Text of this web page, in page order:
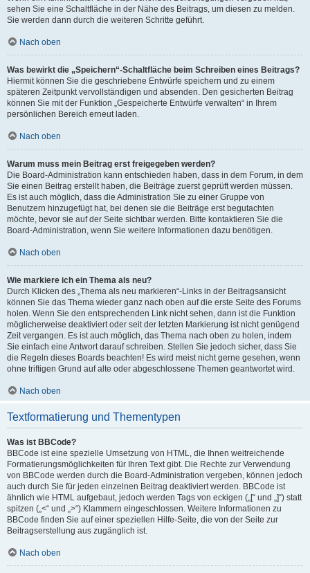
sehen Sie eine Schaltfläche in der Nähe des Beitrags, um diesen zu melden.
Sie werden dann durch die weiteren Schritte geführt.
Nach oben
Was bewirkt die „Speichern“-Schaltfläche beim Schreiben eines Beitrags?
Hiermit können Sie die geschriebene Entwürfe speichern und zu einem
späteren Zeitpunkt vervollständigen und absenden. Den gesicherten Beitrag
können Sie mit der Funktion „Gespeicherte Entwürfe verwalten“ in Ihrem
persönlichen Bereich erneut laden.
Nach oben
Warum muss mein Beitrag erst freigegeben werden?
Die Board-Administration kann entschieden haben, dass in dem Forum, in dem
Sie einen Beitrag erstellt haben, die Beiträge zuerst geprüft werden müssen.
Es ist auch möglich, dass die Administration Sie zu einer Gruppe von
Benutzern hinzugefügt hat, bei denen sie die Beiträge erst begutachten
möchte, bevor sie auf der Seite sichtbar werden. Bitte kontaktieren Sie die
Board-Administration, wenn Sie weitere Informationen dazu benötigen.
Nach oben
Wie markiere ich ein Thema als neu?
Durch Klicken des „Thema als neu markieren“-Links in der Beitragsansicht
können Sie das Thema wieder ganz nach oben auf die erste Seite des Forums
holen. Wenn Sie den entsprechenden Link nicht sehen, dann ist die Funktion
möglicherweise deaktiviert oder seit der letzten Markierung ist nicht genügend
Zeit vergangen. Es ist auch möglich, das Thema nach oben zu holen, indem
Sie einfach eine Antwort darauf schreiben. Stellen Sie jedoch sicher, dass Sie
die Regeln dieses Boards beachten! Es wird meist nicht gerne gesehen, wenn
ohne triftigen Grund auf alte oder abgeschlossene Themen geantwortet wird.
Nach oben
Textformatierung und Thementypen
Was ist BBCode?
BBCode ist eine spezielle Umsetzung von HTML, die Ihnen weitreichende
Formatierungsmöglichkeiten für Ihren Text gibt. Die Rechte zur Verwendung
von BBCode werden durch die Board-Administration vergeben, können jedoch
auch durch Sie für jeden einzelnen Beitrag deaktiviert werden. BBCode ist
ähnlich wie HTML aufgebaut, jedoch werden Tags von eckigen („[“ und „]“) statt
spitzen („<“ und „>“) Klammern eingeschlossen. Weitere Informationen zu
BBCode finden Sie auf einer speziellen Hilfe-Seite, die von der Seite zur
Beitragserstellung aus zugänglich ist.
Nach oben